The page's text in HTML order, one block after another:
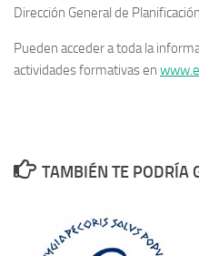
Dirección General de
Pueden acceder a toda la
actividades formativas en
TAMBIÉN TE PODRÍA